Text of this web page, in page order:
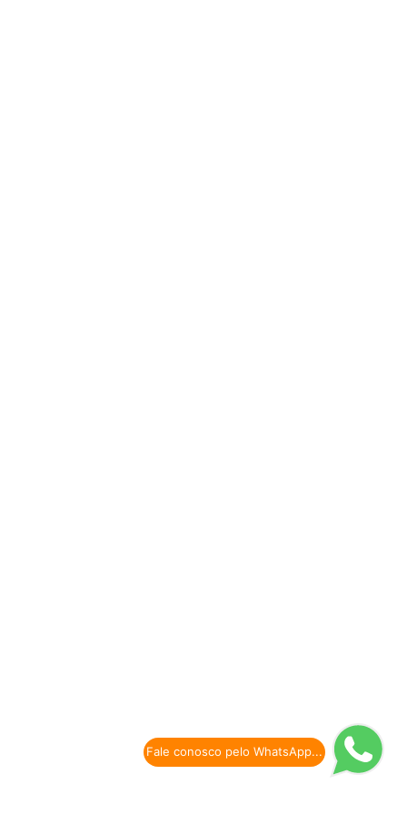
Fale conosco pelo WhatsApp...